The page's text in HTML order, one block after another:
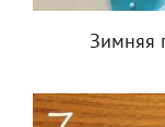
Зимняя